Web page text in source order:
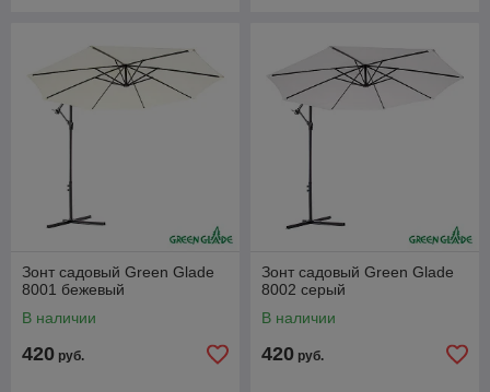
Зонт садовый Green Glade
8001 бежевый
В наличии
420 руб.
Зонт садовый Green Glade
8002 серый
В наличии
420 руб.